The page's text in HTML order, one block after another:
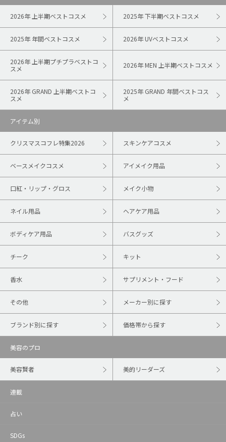
2026年 上半期ベストコスメ 2025年 下半期ベストコスメ
2025年 年間ベストコスメ 2026年 UVベストコスメ
2026年 上半期プチプラベストコ
スメ
2026年 MEN 上半期ベストコスメ
2026年 GRAND 上半期ベストコ
スメ
2025年 GRAND 年間ベストコス
メ
アイテム別
クリスマスコフレ特集2026 スキンケアコスメ
ベースメイクコスメ アイメイク用品
口紅・リップ・グロス メイク小物
ネイル用品 ヘアケア用品
ボディケア用品 バスグッズ
チーク キット
香水 サプリメント・フード
その他 メーカー別に探す
ブランド別に探す 価格帯から探す
美容のプロ
美容賢者 美的リーダーズ
連載
占い
SDGs